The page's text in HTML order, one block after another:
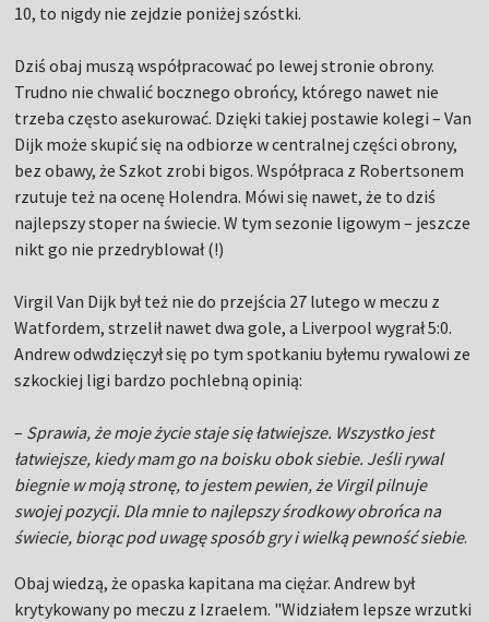
10, to nigdy nie zejdzie poniżej szóstki.
Dziś obaj muszą współpracować po lewej stronie obrony.
Trudno nie chwalić bocznego obrońcy, którego nawet nie
trzeba często asekurować. Dzięki takiej postawie kolegi – Van
Dijk może skupić się na odbiorze w centralnej części obrony,
bez obawy, że Szkot zrobi bigos. Współpraca z Robertsonem
rzutuje też na ocenę Holendra. Mówi się nawet, że to dziś
najlepszy stoper na świecie. W tym sezonie ligowym – jeszcze
nikt go nie przedryblował (!)
Virgil Van Dijk był też nie do przejścia 27 lutego w meczu z
Watfordem, strzelił nawet dwa gole, a Liverpool wygrał 5:0.
Andrew odwdzięczył się po tym spotkaniu byłemu rywalowi ze
szkockiej ligi bardzo pochlebną opinią:
– Sprawia, że moje życie staje się łatwiejsze. Wszystko jest
łatwiejsze, kiedy mam go na boisku obok siebie. Jeśli rywal
biegnie w moją stronę, to jestem pewien, że Virgil pilnuje
swojej pozycji. Dla mnie to najlepszy środkowy obrońca na
świecie, biorąc pod uwagę sposób gry i wielką pewność siebie.
Obaj wiedzą, że opaska kapitana ma ciężar. Andrew był
krytykowany po meczu z Izraelem. "Widziałem lepsze wrzutki